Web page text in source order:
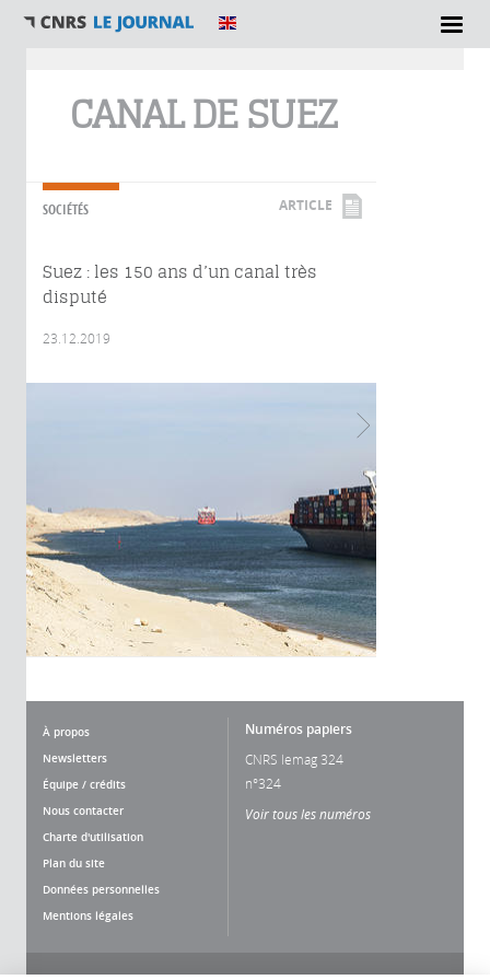
CANAL DE SUEZ
SOCIÉTÉS ARTICLE
Suez : les 150 ans d’un canal très
disputé
23.12.2019
À propos
Newsletters
Équipe / crédits
Nous contacter
Charte d'utilisation
Plan du site
Données personnelles
Mentions légales
Numéros papiers
CNRS lemag 324
n°324
Voir tous les numéros